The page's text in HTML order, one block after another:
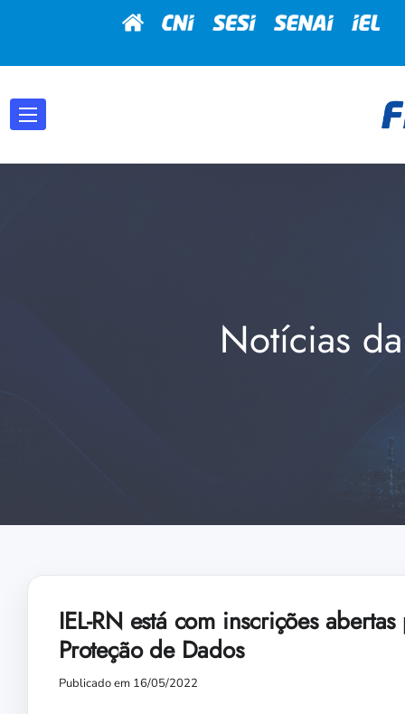
Notícias
IEL-RN está com inscrições
Proteção de Dados
Publicado em 16/05/2022